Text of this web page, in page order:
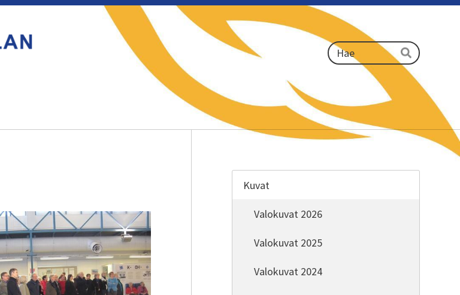
Haku
Hae
Kuvat
Valokuvat 2026
Valokuvat 2025
Valokuvat 2024